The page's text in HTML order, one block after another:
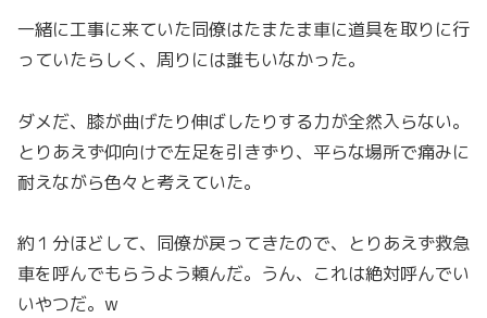
一緒に工事に来ていた同僚はたまたま車に道具を取りに行
っていたらしく、周りには誰もいなかった。
ダメだ、膝が曲げたり伸ばしたりする力が全然入らない。
とりあえず仰向けで左足を引きずり、平らな場所で痛みに
耐えながら色々と考えていた。
約１分ほどして、同僚が戻ってきたので、とりあえず救急
車を呼んでもらうよう頼んだ。うん、これは絶対呼んでい
いやつだ。w